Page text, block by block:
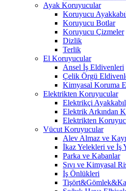
Ayak Koruyucular
Koruyucu
Koruyucu Botlar
Koruyucu Çizmeler
Dizlik
Terlik
El Koruyucular
Ansel İş Eldivenleri
Çelik Örgü
Kimyasal Koruma
Elektrikten Koruyucular
Elektrikçi
Elektrik Arkından
Elektrikten
Vücut Koruyucular
Alev Almaz ve
İkaz Yelekleri ve İş
Parka ve Kabanlar
Sıvı ve Kimyasal
İş Önlükleri